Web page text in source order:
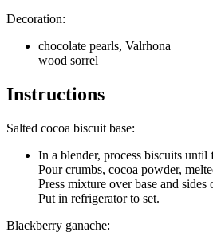
Decoration:
chocolate pearls, Valrhona
wood sorrel
Instructions
Salted cocoa biscuit base:
In a blender, process biscuits until
Pour crumbs, cocoa powder,
Press mixture over base and
Put in refrigerator to set.
Blackberry ganache: